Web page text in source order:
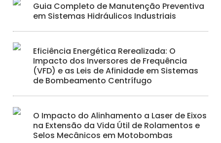
Guia Completo de Manutenção Preventiva
em Sistemas Hidráulicos Industriais
Eficiência Energética Rerealizada: O
Impacto dos Inversores de Frequência
(VFD) e as Leis de Afinidade em Sistemas
de Bombeamento Centrífugo
O Impacto do Alinhamento a Laser de Eixos
na Extensão da Vida Útil de Rolamentos e
Selos Mecânicos em Motobombas